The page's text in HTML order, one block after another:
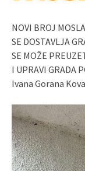
NOVI BROJ
SE DOSTAVLJA
SE MOŽE
I UPRAVI GRADA
Ivana Gorana